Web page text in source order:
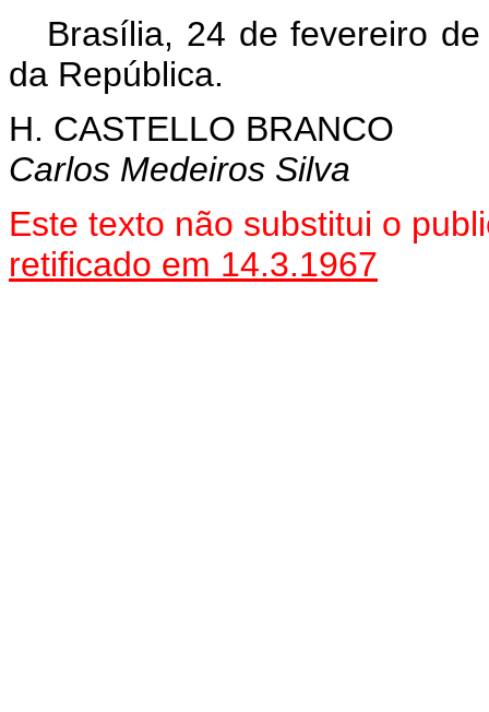
Brasília, 24 de fevereiro
da República.
H. CASTELLO BRANCO
Carlos Medeiros Silva
Este texto não substitui o
retificado em 14.3.1967